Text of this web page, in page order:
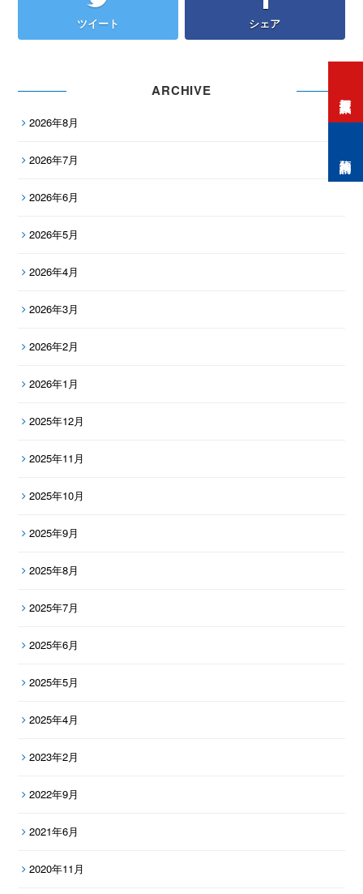
ツイート シェア
ARCHIVE
2026年8月
2026年7月
2026年6月
2026年5月
2026年4月
2026年3月
2026年2月
2026年1月
2025年12月
2025年11月
2025年10月
2025年9月
2025年8月
2025年7月
2025年6月
2025年5月
2025年4月
2023年2月
2022年9月
2021年6月
2020年11月